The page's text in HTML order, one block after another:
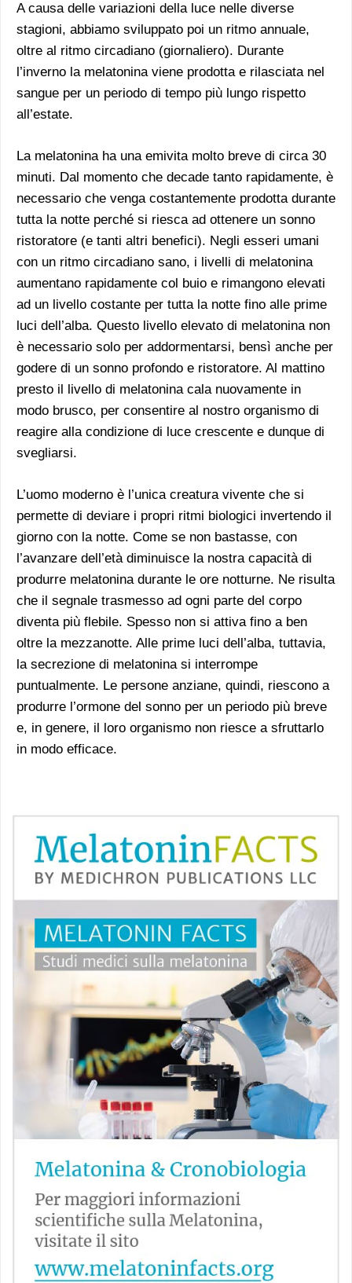
A causa delle variazioni della luce nelle diverse
stagioni, abbiamo sviluppato poi un ritmo annuale,
oltre al ritmo circadiano (giornaliero). Durante
l’inverno la melatonina viene prodotta e rilasciata nel
sangue per un periodo di tempo più lungo rispetto
all’estate.
La melatonina ha una emivita molto breve di circa 30
minuti. Dal momento che decade tanto rapidamente, è
necessario che venga costantemente prodotta durante
tutta la notte perché si riesca ad ottenere un sonno
ristoratore (e tanti altri benefici). Negli esseri umani
con un ritmo circadiano sano, i livelli di melatonina
aumentano rapidamente col buio e rimangono elevati
ad un livello costante per tutta la notte fino alle prime
luci dell’alba. Questo livello elevato di melatonina non
è necessario solo per addormentarsi, bensì anche per
godere di un sonno profondo e ristoratore. Al mattino
presto il livello di melatonina cala nuovamente in
modo brusco, per consentire al nostro organismo di
reagire alla condizione di luce crescente e dunque di
svegliarsi.
L’uomo moderno è l’unica creatura vivente che si
permette di deviare i propri ritmi biologici invertendo il
giorno con la notte. Come se non bastasse, con
l’avanzare dell’età diminuisce la nostra capacità di
produrre melatonina durante le ore notturne. Ne risulta
che il segnale trasmesso ad ogni parte del corpo
diventa più flebile. Spesso non si attiva fino a ben
oltre la mezzanotte. Alle prime luci dell’alba, tuttavia,
la secrezione di melatonina si interrompe
puntualmente. Le persone anziane, quindi, riescono a
produrre l’ormone del sonno per un periodo più breve
e, in genere, il loro organismo non riesce a sfruttarlo
in modo efficace.